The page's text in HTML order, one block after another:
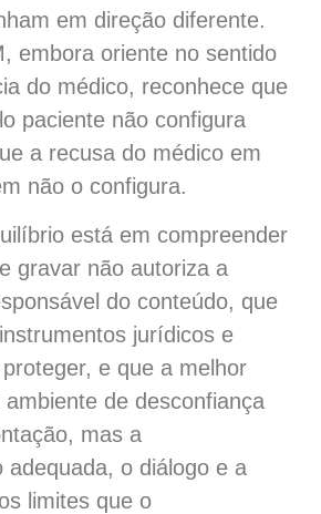
em direção diferente.
embora oriente no sentido
do médico, reconhece que
paciente não configura
a recusa do médico em
não o configura.
está em compreender
gravar não autoriza a
do conteúdo, que
jurídicos e
e que a melhor
de desconfiança
mas a
adequada, o diálogo e a
limites que o